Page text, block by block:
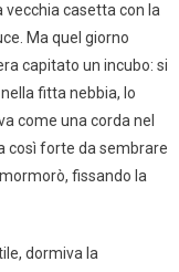
casetta con la
Ma quel giorno
capitato un incubo: si
fitta nebbia, lo
come una corda nel
così forte da sembrare
fissando la
dormiva la